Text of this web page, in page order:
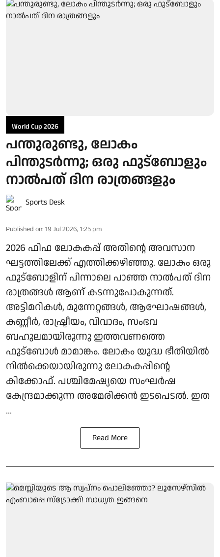
World Cup 2026
പന്തുരുണ്ടു, ലോകം
പിന്തുടര്‍ന്നു; ഒരു ഫുട്‌ബോളും
നാല്‍പത് ദിന രാത്രങ്ങളും
Sports Desk
Published on: 19 Jul 2026, 1:25 pm
2026 ഫിഫ ലോകകപ്പ് അതിന്റെ അവസാന
ഘട്ടത്തിലേക്ക് എത്തിക്കഴിഞ്ഞു. ലോകം ഒരു
ഫുട്‌ബോളിന് പിന്നാലെ പാഞ്ഞ നാല്‍പത് ദിന
രാത്രങ്ങള്‍ ആണ് കടന്നുപോകുന്നത്.
അട്ടിമറികള്‍, മുന്നേറ്റങ്ങള്‍, ആഘോഷങ്ങള്‍,
കണ്ണീര്‍, രാഷ്ട്രീയം, വിവാദം, സംഭവ
ബഹുലമായിരുന്നു ഇത്തവണത്തെ
ഫുട്‌ബോള്‍ മാമാങ്കം. ലോകം യുദ്ധ ഭീതിയില്‍
നില്‍ക്കെയായിരുന്നു ലോകകപ്പിന്റെ
കിക്കോഫ്. പശ്ചിമേഷ്യയെ സംഘര്‍ഷ
കേന്ദ്രമാക്കുന്ന അമേരിക്കന്‍ ഇടപെടല്‍. ഇത
...
Read More